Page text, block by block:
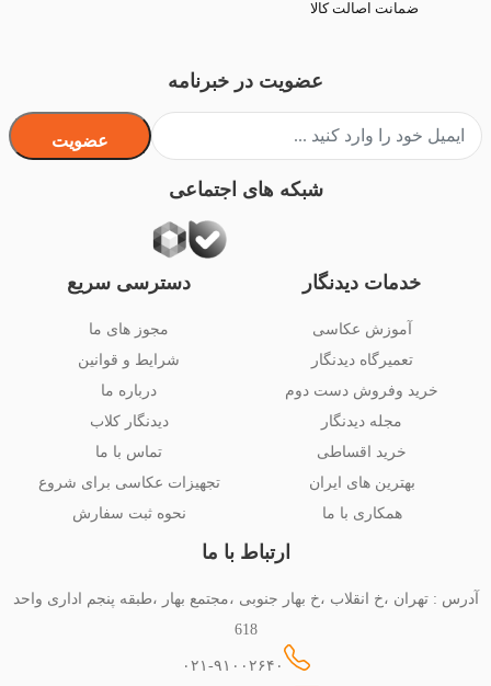
ضمانت اصالت کالا
خدمات دیدنگار
آموزش عکاسی
تعمیرگاه دیدنگار
خرید وفروش دست دوم
مجله دیدنگار
خرید اقساطی
بهترین های ایران
همکاری با ما
دسترسی سریع
مجوز های ما
شرایط و قوانین
درباره ما
دیدنگار کلاب
تماس با ما
تجهیزات عکاسی برای شروع
نحوه ثبت سفارش
ارتباط با ما
آدرس : تهران ،خ انقلاب ،خ بهار جنوبی ،مجتمع بهار ،طبقه پنجم اداری واحد
618
۰۲۱-۹۱۰۰۲۶۴۰
عضویت در خبرنامه
عضویت
شبکه های اجتماعی